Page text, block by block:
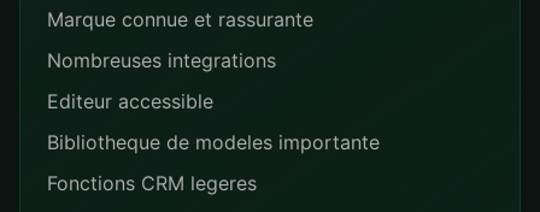
Marque connue et rassurante
Nombreuses integrations
Editeur accessible
Bibliotheque de modeles importante
Fonctions CRM legeres